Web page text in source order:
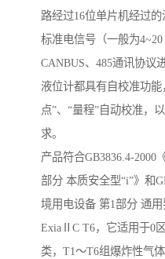
路经过16位单片机经过
标准电信号（一般为4~20
CANBUS、485通讯协议
液位计都具有自校准功
点”、“量程”自动校准，
求。
产品符合GB3836.4-2000
部分 本质安全型“i”》和
境用电设备 第1部分 通用
ExiaⅡC T6，它适用于0
类，T1～T6组爆炸性气